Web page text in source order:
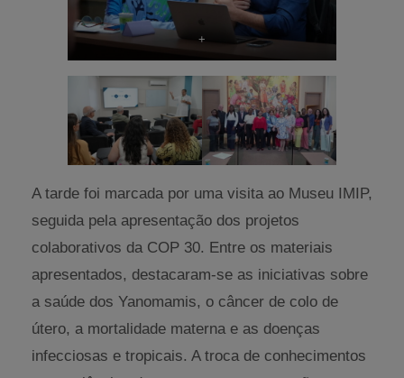
+
A tarde foi marcada por uma visita ao Museu IMIP,
seguida pela apresentação dos projetos
colaborativos da COP 30. Entre os materiais
apresentados, destacaram-se as iniciativas sobre
a saúde dos Yanomamis, o câncer de colo de
útero, a mortalidade materna e as doenças
infecciosas e tropicais. A troca de conhecimentos